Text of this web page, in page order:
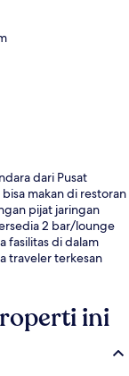
dari Pusat
makan di restoran
pijat jaringan
2 bar/lounge
fasilitas di dalam
traveler terkesan
ini